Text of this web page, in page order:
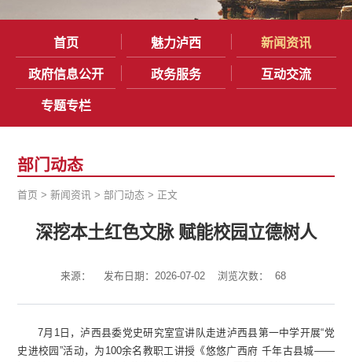
首页 魅力泸西 新闻资讯
政府信息公开 政务服务 互动交流
专题专栏
部门动态
首页 >新闻资讯 >部门动态 > 正文
深挖本土红色文脉 赋能校园立德树人
来源： 发布日期：2026-07-02 浏览次数： 68
7月1日，泸西县委党史研究室宣讲队走进泸西县第一中学开展“党
史进校园”活动，为100余名教职工讲授《悠悠广西府 千年古县城——